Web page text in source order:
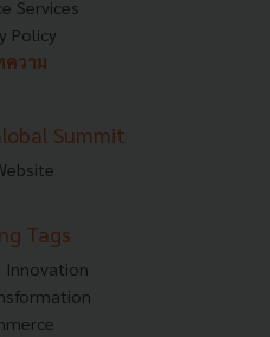
Services
Policy
ความ
Summit
Tags
Innovation